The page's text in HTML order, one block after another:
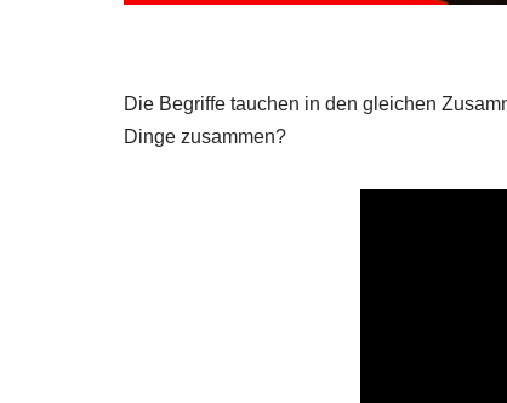
Die Begrif­fe tau­chen in den glei­chen
Din­ge zusammen?